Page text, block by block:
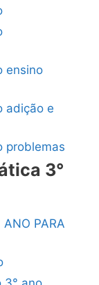
ensino
adição e
problemas
3°
ANO PARA